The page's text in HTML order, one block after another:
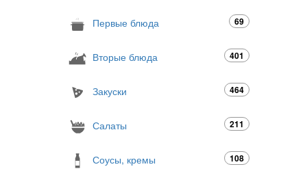
Первые блюда 69
Вторые блюда 401
Закуски 464
Салаты 211
Соусы, кремы 108